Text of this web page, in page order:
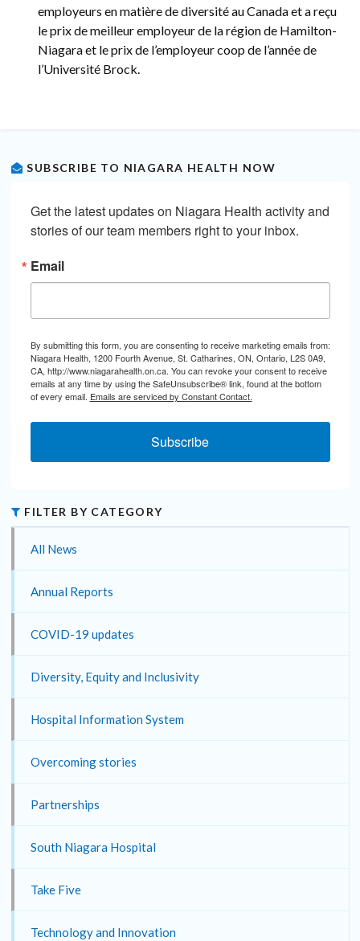
employeurs en matière de diversité au Canada et a reçu
le prix de meilleur employeur de la région de Hamilton-
Niagara et le prix de l’employeur coop de l’année de
l’Université Brock.
SUBSCRIBE TO NIAGARA HEALTH NOW
Get the latest updates on Niagara Health activity and
stories of our team members right to your inbox.
Email
By submitting this form, you are consenting to receive marketing emails from:
Niagara Health, 1200 Fourth Avenue, St. Catharines, ON, Ontario, L2S 0A9,
CA, http://www.niagarahealth.on.ca. You can revoke your consent to receive
emails at any time by using the SafeUnsubscribe® link, found at the bottom
of every email. Emails are serviced by Constant Contact.
Subscribe
FILTER BY CATEGORY
All News
Annual Reports
COVID-19 updates
Diversity, Equity and Inclusivity
Hospital Information System
Overcoming stories
Partnerships
South Niagara Hospital
Take Five
Technology and Innovation